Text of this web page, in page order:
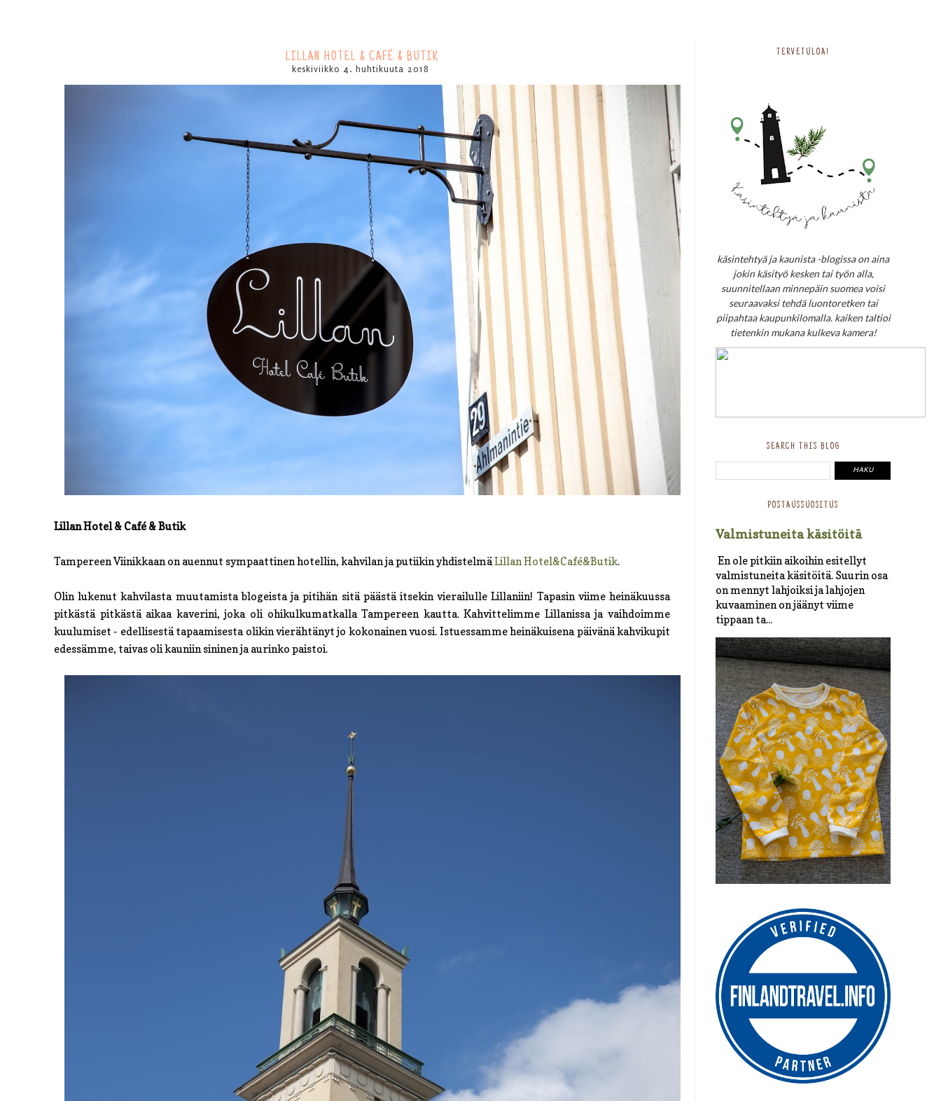
LILLAN HOTEL & CAFÉ & BUTIK
keskiviikko 4. huhtikuuta 2018
Lillan Hotel & Café & Butik
Tampereen Viinikkaan on auennut sympaattinen hotellin, kahvilan ja putiikin yhdistelmäLillan Hotel&Café&Butik.
Olin lukenut kahvilasta muutamista blogeista ja pitihän sitä päästä itsekin vierailulle Lillaniin! Tapasin viime heinäkuussa
pitkästä pitkästä aikaa kaverini, joka oli ohikulkumatkalla Tampereen kautta. Kahvittelimme Lillanissa ja vaihdoimme
kuulumiset - edellisestä tapaamisesta olikin vierähtänyt jo kokonainen vuosi. Istuessamme heinäkuisena päivänä kahvikupit
edessämme, taivas oli kauniin sininen ja aurinko paistoi.
TERVETULOA!
käsintehtyä ja kaunista -blogissa on aina
jokin käsityö kesken tai työn alla,
suunnitellaan minnepäin suomea voisi
seuraavaksi tehdä luontoretken tai
piipahtaa kaupunkilomalla. kaiken taltioi
tietenkin mukana kulkeva kamera!
SEARCH THIS BLOG
POSTAUSSUOSITUS
Valmistuneita käsitöitä
En ole pitkiin aikoihin esitellyt
valmistuneita käsitöitä. Suurin osa
on mennyt lahjoiksi ja lahjojen
kuvaaminen on jäänyt viime
tippaan ta...